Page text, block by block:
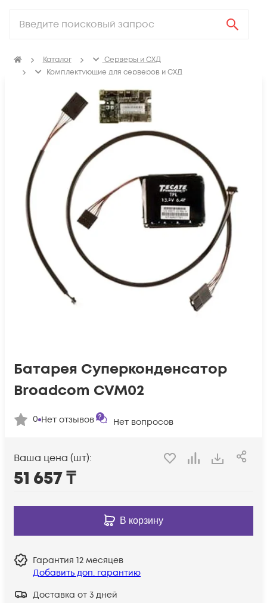
Каталог
Серверы и СХД
Комплектующие для серверов и СХД
Батарея Суперконденсатор
Broadcom CVM02
0 Нет отзывов Нет вопросов
Ваша цена (шт):
51 657₸
В корзину
Гарантия 12 месяцев
Добавить доп. гарантию
Доставка от 3 дней